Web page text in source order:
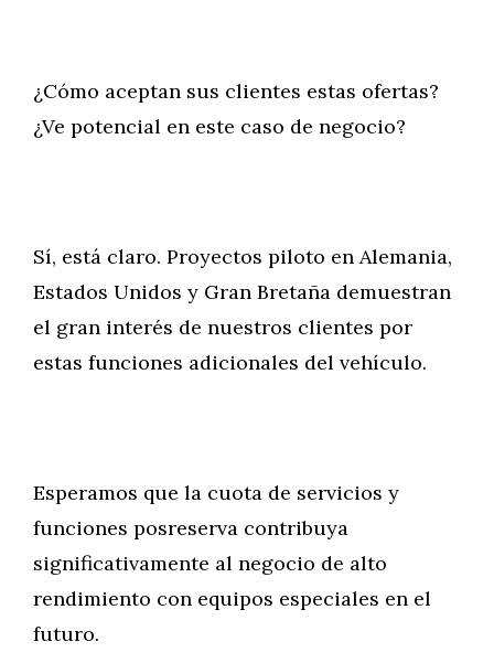
¿Cómo aceptan sus clientes estas ofertas?
¿Ve potencial en este caso de negocio?
Sí, está claro. Proyectos piloto en Alemania,
Estados Unidos y Gran Bretaña demuestran
el gran interés de nuestros clientes por
estas funciones adicionales del vehículo.
Esperamos que la cuota de servicios y
funciones posreserva contribuya
significativamente al negocio de alto
rendimiento con equipos especiales en el
futuro.